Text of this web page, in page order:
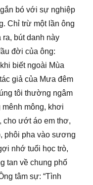
bó với sự nghiệp
Chỉ trừ một lần ông
ra, bút danh này
đời của ông:
biết ngoài Mùa
giả của Mưa đêm
tôi thường ngâm
mông, khơi
cho ướt áo em thơ,
phôi pha vào sương
nhớ tuổi học trò,
tan về chung phố
tâm sự: “Tình